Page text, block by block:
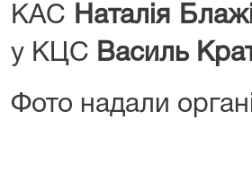
КАС Наталія
у КЦС Василь
Фото надали